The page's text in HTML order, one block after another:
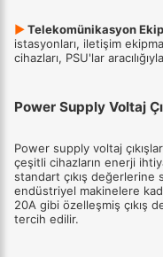
▶Telekomünikasyon
istasyonları, iletişim
cihazları, PSU'lar
Power Supply Voltaj
Power supply voltaj
çeşitli cihazların enerji
standart çıkış
endüstriyel makinelere
20A gibi özelleşmiş çıkış
tercih edilir.